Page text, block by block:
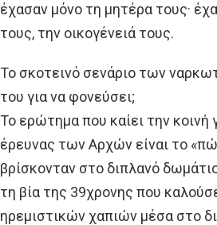
έχασαν μόνο τη μητέρα τους·
τους, την οικογένειά τους.
Το σκοτεινό σενάριο των
του για να φονεύσει;
Το ερώτημα που καίει την
έρευνας των Αρχών είναι το
βρίσκονταν στο διπλανό
τη βία της 39χρονης που
ηρεμιστικών χαπιών μέσα στο